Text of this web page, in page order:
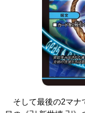
そして最後の2マナ